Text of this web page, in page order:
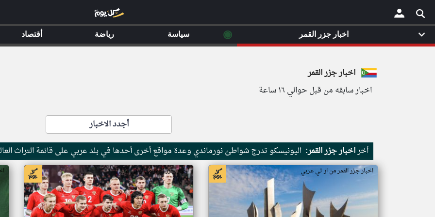
×
اخبار جزر القمر
اخبار سابقه من قبل حوالي ١٦ ساعة
أجدد الاخبار
أخراخبار جزر القمر: اليونيسكو تدرج شواطئ نورماندي وعدة مواقع أخرى أحدها في بلد عربي على قائمة التراث
اخبار جزر القمر من ار تي عربي اخبار جزر القمر من ار تي عربي
اخبار جزر القمر ◉ سياسة رياضة أقتصاد